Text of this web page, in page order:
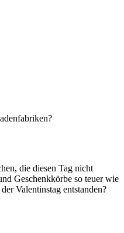
die diesen Tag nicht
Geschenkkörbe so teuer wie
Valentinstag entstanden?